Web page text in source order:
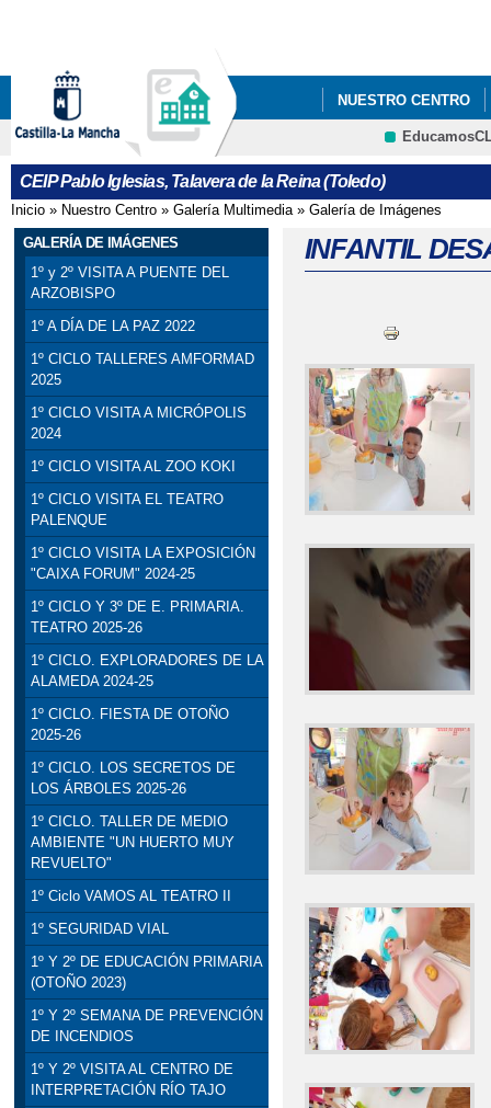
NUESTRO CENTRO
5ºY6º PODCAST_
CEIP Pablo Iglesias, Talavera de la Reina (Toledo)
Se encuentra usted aquí
Inicio » Nuestro Centro » Galería Multimedia» Galería de Imágenes
GALERÍA DE IMÁGENES
1º y 2º VISITA A PUENTE DEL
ARZOBISPO
1º A DÍA DE LA PAZ 2022
1º CICLO TALLERES AMFORMAD
2025
1º CICLO VISITA A MICRÓPOLIS
2024
1º CICLO VISITA AL ZOO KOKI
1º CICLO VISITA EL TEATRO
PALENQUE
1º CICLO VISITA LA EXPOSICIÓN
"CAIXA FORUM" 2024-25
1º CICLO Y 3º DE E. PRIMARIA.
TEATRO 2025-26
1º CICLO. EXPLORADORES DE LA
ALAMEDA 2024-25
1º CICLO. FIESTA DE OTOÑO
2025-26
1º CICLO. LOS SECRETOS DE
LOS ÁRBOLES 2025-26
1º CICLO. TALLER DE MEDIO
AMBIENTE "UN HUERTO MUY
REVUELTO"
1º Ciclo VAMOS AL TEATRO II
1º SEGURIDAD VIAL
1º Y 2º DE EDUCACIÓN PRIMARIA
(OTOÑO 2023)
1º Y 2º SEMANA DE PREVENCIÓN
DE INCENDIOS
1º Y 2º VISITA AL CENTRO DE
INTERPRETACIÓN RÍO TAJO
INFANTIL